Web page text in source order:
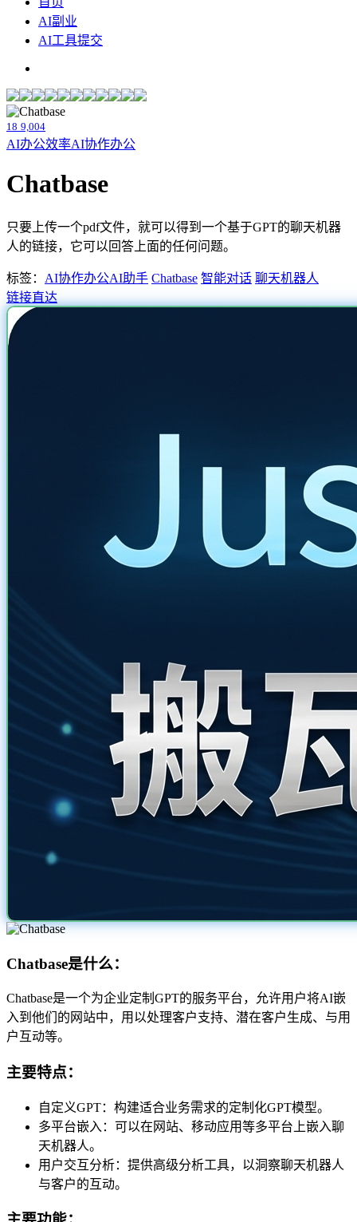
AI副业
AI工具提交
18 9,004
AI办公效率AI协作办公
Chatbase
只要上传一个pdf文件，就可以得到一个基于GPT的聊天机器
人的链接，它可以回答上面的任何问题。
标签： AI协作办公AI助手 Chatbase 智能对话 聊天机器人
链接直达
Chatbase是什么：
Chatbase是一个为企业定制GPT的服务平台，允许用户将AI嵌
入到他们的网站中，用以处理客户支持、潜在客户生成、与用
户互动等。
主要特点：
自定义GPT：构建适合业务需求的定制化GPT模型。
多平台嵌入：可以在网站、移动应用等多平台上嵌入聊
天机器人。
用户交互分析：提供高级分析工具，以洞察聊天机器人
与客户的互动。